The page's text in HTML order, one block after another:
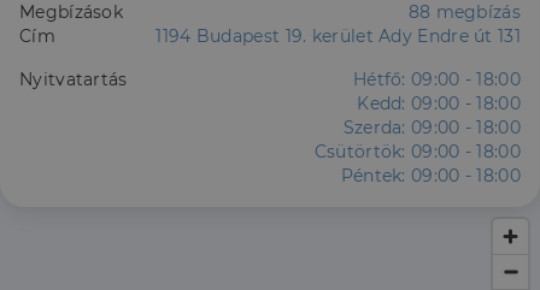
Megbízások
88 megbízás
Cím
1194 Budapest 19. kerület Ady Endre út 131
Nyitvatartás
Hétfő: 09:00 - 18:00
Kedd: 09:00 - 18:00
Szerda: 09:00 - 18:00
Csütörtök: 09:00 - 18:00
Péntek: 09:00 - 18:00